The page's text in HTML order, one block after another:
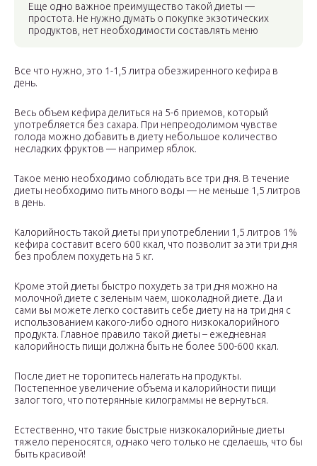
Еще одно важное преимущество такой диеты —
простота. Не нужно думать о покупке экзотических
продуктов, нет необходимости составлять меню
Все что нужно, это 1-1,5 литра обезжиренного кефира в
день.
Весь объем кефира делиться на 5-6 приемов, который
употребляется без сахара. При непреодолимом чувстве
голода можно добавить в диету небольшое количество
несладких фруктов — например яблок.
Такое меню необходимо соблюдать все три дня. В течение
диеты необходимо пить много воды — не меньше 1,5 литров
в день.
Калорийность такой диеты при употреблении 1,5 литров 1%
кефира составит всего 600 ккал, что позволит за эти три дня
без проблем похудеть на 5 кг.
Кроме этой диеты быстро похудеть за три дня можно на
молочной диете с зеленым чаем, шоколадной диете. Да и
сами вы можете легко составить себе диету на на три дня с
использованием какого-либо одного низкокалорийного
продукта. Главное правило такой диеты – ежедневная
калорийность пищи должна быть не более 500-600 ккал.
После диет не торопитесь налегать на продукты.
Постепенное увеличение объема и калорийности пищи
залог того, что потерянные килограммы не вернуться.
Естественно, что такие быстрые низкокалорийные диеты
тяжело переносятся, однако чего только не сделаешь, что бы
быть красивой!